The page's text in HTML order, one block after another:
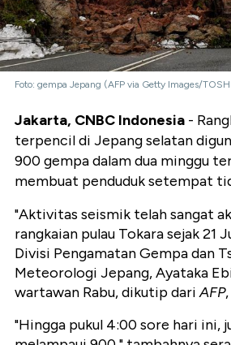
Foto: gempa Jepang (AFP via Getty Images/
Jakarta, CNBC Indonesia -
terpencil di Jepang selatan
900 gempa dalam dua minggu
membuat penduduk setempat
"Aktivitas seismik telah sangat
rangkaian pulau Tokara sejak 21
Divisi Pengamatan Gempa dan
Meteorologi Jepang, Ayataka
wartawan Rabu, dikutip dariAFP
"Hingga pukul 4:00 sore hari ini,